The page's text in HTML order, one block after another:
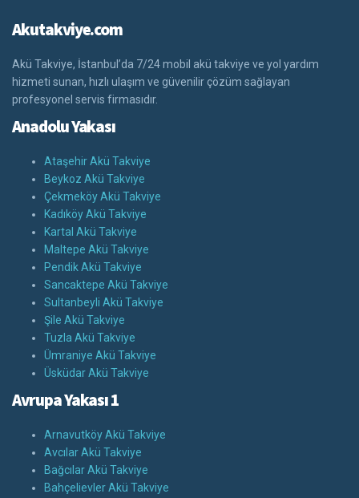
Akutakviye.com
Akü Takviye, İstanbul’da 7/24 mobil akü takviye ve yol yardım
hizmeti sunan, hızlı ulaşım ve güvenilir çözüm sağlayan
profesyonel servis firmasıdır.
Anadolu Yakası
Ataşehir Akü Takviye
Beykoz Akü Takviye
Çekmeköy Akü Takviye
Kadıköy Akü Takviye
Kartal Akü Takviye
Maltepe Akü Takviye
Pendik Akü Takviye
Sancaktepe Akü Takviye
Sultanbeyli Akü Takviye
Şile Akü Takviye
Tuzla Akü Takviye
Ümraniye Akü Takviye
Üsküdar Akü Takviye
Avrupa Yakası 1
Arnavutköy Akü Takviye
Avcılar Akü Takviye
Bağcılar Akü Takviye
Bahçelievler Akü Takviye